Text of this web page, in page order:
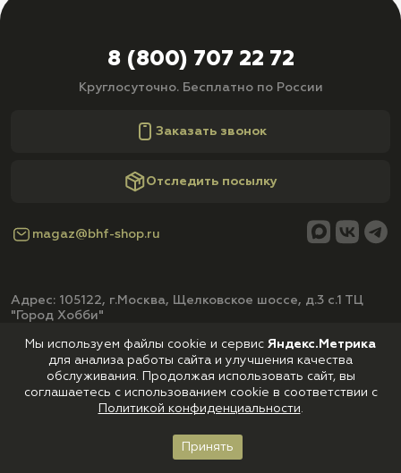
8 (800) 707 22 72
Круглосуточно. Бесплатно по России
Заказать звонок
Отследить посылку
magaz@bhf-shop.ru
Адрес: 105122, г.Москва, Щелковское шоссе, д.3 с.1 ТЦ
"Город Хобби"
Смотреть на карте
Корзина
Мы используем файлы cookie и сервис Яндекс.Метрика
для анализа работы сайта и улучшения качества
обслуживания. Продолжая использовать сайт, вы
соглашаетесь с использованием cookie в соответствии с
Политикой конфиденциальности.
Принять